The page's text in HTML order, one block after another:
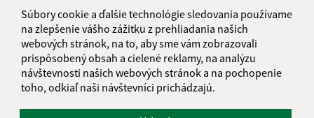
Súbory cookie a ďalšie technológie sledovania používame
na zlepšenie vášho zážitku z prehliadania našich
webových stránok, na to, aby sme vám zobrazovali
prispôsobený obsah a cielené reklamy, na analýzu
návštevnosti našich webových stránok a na pochopenie
toho, odkiaľ naši návštevníci prichádzajú.
RSS
Správca obsahu:
Správca obsahu je Obec Zemplínska Teplica.
Vytvorené v súlade sJednotným dizajn manuálom
elektronických služieb.